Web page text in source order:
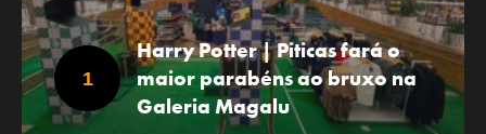
Harry Potter | Piticas fará o
maior parabéns ao bruxo na
Galeria Magalu